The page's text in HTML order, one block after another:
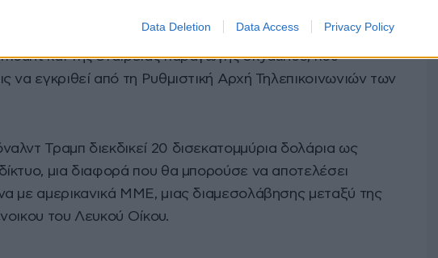
Data Deletion Data Access Privacy Policy
να προβάλει θέματα επικριτικά προς την κυβέρνηση
συγχώνευσης μεταξύ της ιδιοκτήτριας εταιρείας
και της εταιρείας παραγωγής Skydance, που
να εγκριθεί από τη Ρυθμιστική Αρχή Τηλεπικοινωνιών των
Τραμπ διεκδικεί 20 δισεκατομμύρια δολάρια ως
μια διαφορά που θα μπορούσε να αποτελέσει
με αμερικανικά ΜΜΕ, μιας διαμεσολάβησης μεταξύ της
του Λευκού Οίκου.